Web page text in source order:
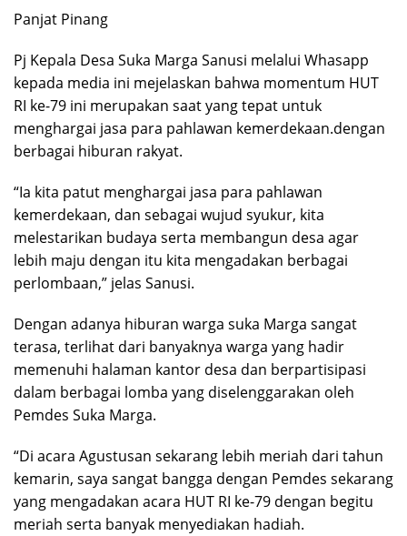
Panjat Pinang
Pj Kepala Desa Suka Marga Sanusi melalui Whasapp
kepada media ini mejelaskan bahwa momentum HUT
RI ke-79 ini merupakan saat yang tepat untuk
menghargai jasa para pahlawan kemerdekaan.dengan
berbagai hiburan rakyat.
“Ia kita patut menghargai jasa para pahlawan
kemerdekaan, dan sebagai wujud syukur, kita
melestarikan budaya serta membangun desa agar
lebih maju dengan itu kita mengadakan berbagai
perlombaan,” jelas Sanusi.
Dengan adanya hiburan warga suka Marga sangat
terasa, terlihat dari banyaknya warga yang hadir
memenuhi halaman kantor desa dan berpartisipasi
dalam berbagai lomba yang diselenggarakan oleh
Pemdes Suka Marga.
“Di acara Agustusan sekarang lebih meriah dari tahun
kemarin, saya sangat bangga dengan Pemdes sekarang
yang mengadakan acara HUT RI ke-79 dengan begitu
meriah serta banyak menyediakan hadiah.